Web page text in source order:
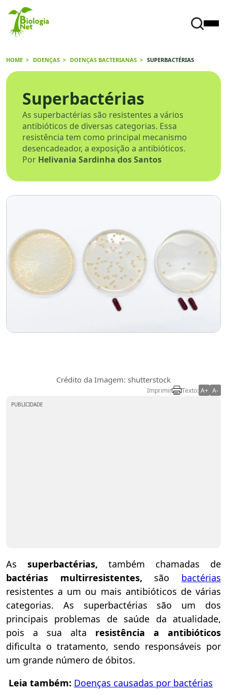
HOME DOENÇAS DOENÇAS BACTERIANAS SUPERBACTÉRIAS
Superbactérias
As superbactérias são resistentes a vários
antibióticos de diversas categorias. Essa
resistência tem como principal mecanismo
desencadeador, a exposição a antibióticos.
Por Helivania Sardinha dos Santos
Crédito da Imagem: shutterstock
Imprimir Texto: A+ A-
PUBLICIDADE
As superbactérias, também chamadas de
bactérias multirresistentes, são bactérias
resistentes a um ou mais antibióticos de várias
categorias. As superbactérias são um dos
principais problemas de saúde da atualidade,
pois a sua alta resistência a antibióticos
dificulta o tratamento, sendo responsáveis por
um grande número de óbitos.
Leia também: Doenças causadas por bactérias